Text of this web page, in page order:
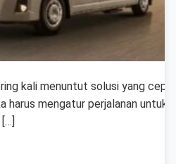
kali menuntut solusi yang
mengatur perjalanan untuk